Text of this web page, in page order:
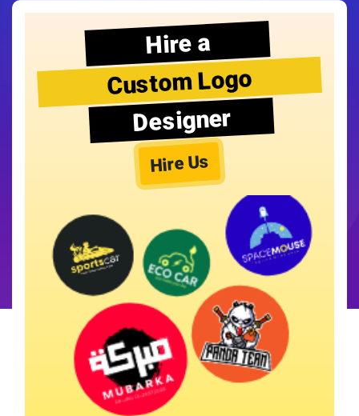
Hire a
Custom Logo
Designer
Hire Us